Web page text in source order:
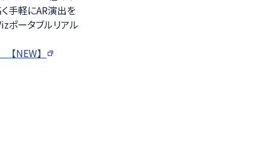
手軽にAR演出を
ポータブルリアル
NEW】